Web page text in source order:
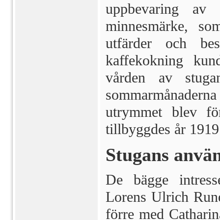
uppbevaring av
minnesmärke,
utfärder och
kaffekokning
vården av
utrymmet blev
tillbyggdes år
Stugans
De bägge
Lorens Ulrich
förre med